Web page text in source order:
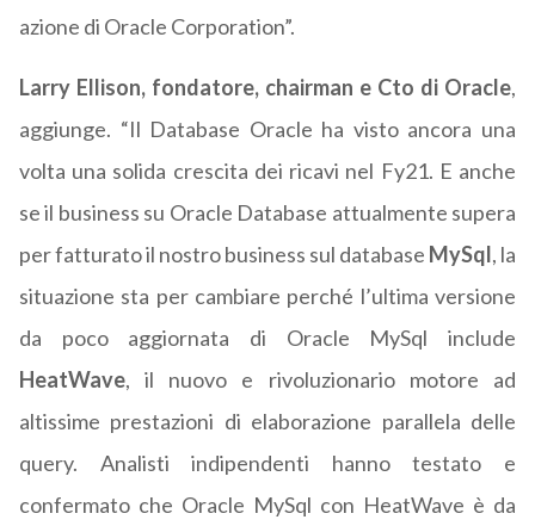
azione di Oracle Corporation”.
Larry Ellison, fondatore, chairman e Cto di Oracle,
aggiunge. “Il Database Oracle ha visto ancora una
volta una solida crescita dei ricavi nel Fy21. E anche
se il business su Oracle Database attualmente supera
per fatturato il nostro business sul database MySql, la
situazione sta per cambiare perché l’ultima versione
da poco aggiornata di Oracle MySql include
HeatWave, il nuovo e rivoluzionario motore ad
altissime prestazioni di elaborazione parallela delle
query. Analisti indipendenti hanno testato e
confermato che Oracle MySql con HeatWave è da